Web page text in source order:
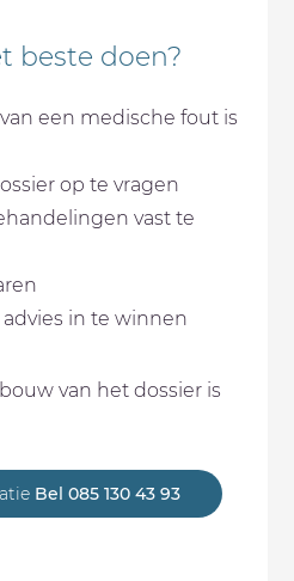
beste doen?
een medische fout is
op te vragen
vast te
in te winnen
van het dossier is
Bel 085 130 43 93